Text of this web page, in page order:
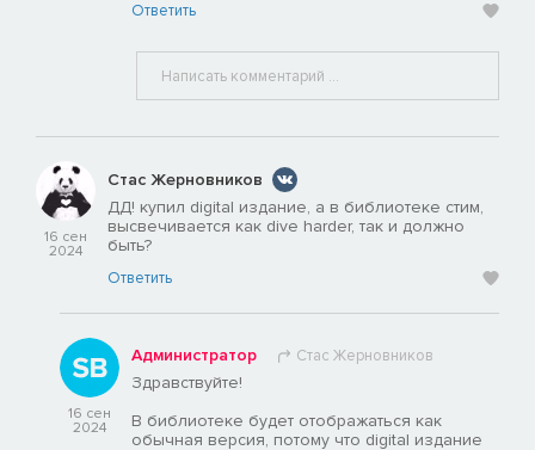
Ответить
16 сен
2024
Стас Жерновников
ДД! купил digital издание, а в библиотеке стим,
высвечивается как dive harder, так и должно
быть?
Ответить
16 сен
2024
Администратор Стас Жерновников
Здравствуйте!
В библиотеке будет отображаться как
обычная версия, потому что digital издание